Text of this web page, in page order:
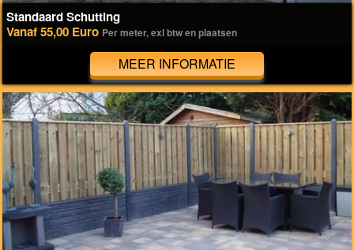
Standaard Schutting
Vanaf 55,00 Euro Per meter, exl btw en plaatsen
MEER INFORMATIE